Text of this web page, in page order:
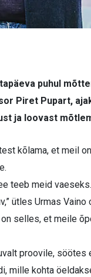
puhul
Piret Pupart,
ja loovast
kõlama, et meil
teeb meid
ütles Urmas Vaino
selles, et meile
proovile, söötes
kohta